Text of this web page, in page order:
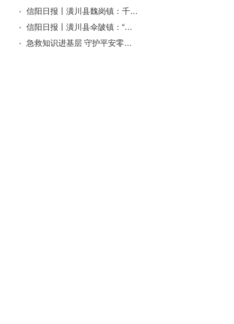
信阳日报丨潢川县魏岗镇：千…
信阳日报丨潢川县伞陂镇：“…
急救知识进基层 守护平安零…